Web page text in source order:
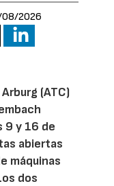
2026
(ATC)
9 y 16 de
abiertas
máquinas
dos